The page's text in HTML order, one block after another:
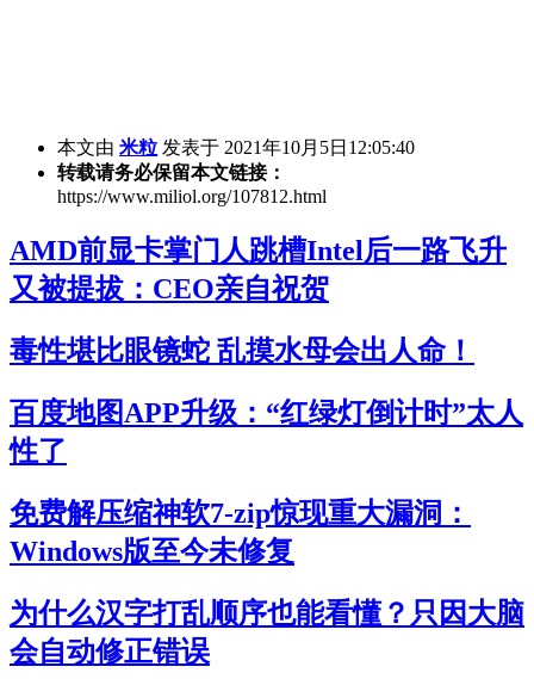
本文由 米粒 发表于 2021年10月5日12:05:40
转载请务必保留本文链接：
https://www.miliol.org/107812.html
AMD前显卡掌门人跳槽Intel后一路飞升
又被提拔：CEO亲自祝贺
毒性堪比眼镜蛇 乱摸水母会出人命！
百度地图APP升级：“红绿灯倒计时”太人
性了
免费解压缩神软7-zip惊现重大漏洞：
Windows版至今未修复
为什么汉字打乱顺序也能看懂？只因大脑
会自动修正错误